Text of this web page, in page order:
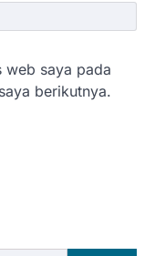
web saya pada
berikutnya.